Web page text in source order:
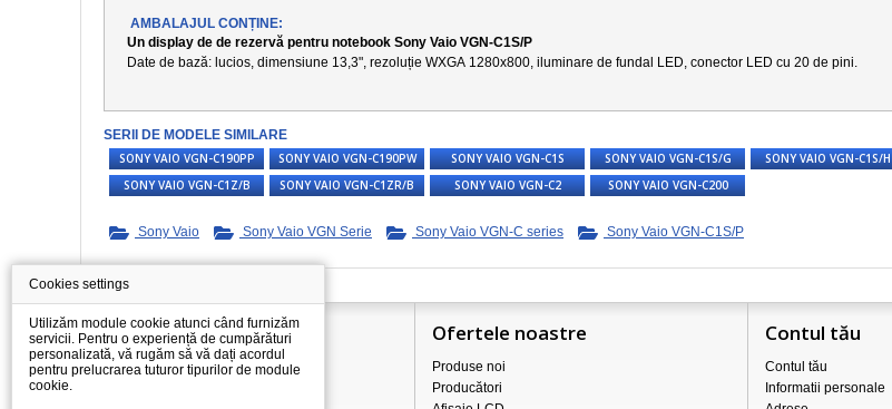
AMBALAJUL CONȚINE:
Un display de de rezervă pentru notebook Sony Vaio VGN-C1S/P
Date de bază: lucios, dimensiune 13,3", rezoluție WXGA 1280x800, iluminare de fundal LED, conector LED cu 20 de pini.
SERII DE MODELE SIMILARE
SONY VAIO VGN-C190PP
SONY VAIO VGN-C190PW SONY VAIO VGN-C1S SONY VAIO VGN-C1S/G SONY VAIO VGN-C1S/H
SONY VAIO VGN-C1Z/B
SONY VAIO VGN-C1ZR/B SONY VAIO VGN-C2 SONY VAIO VGN-C200
Sony Vaio Sony Vaio VGN Serie Sony Vaio VGN-C series Sony Vaio VGN-C1S/P
Informaţii
Totul despre cumpărături
Ofertele noastre
Produse noi
Producători
Contul tău
Contul tău
Informatii personale
Cookies settings
Utilizăm module cookie atunci când furnizăm
servicii. Pentru o experiență de cumpărături
personalizată, vă rugăm să vă dați acordul
pentru prelucrarea tuturor tipurilor de module
cookie.